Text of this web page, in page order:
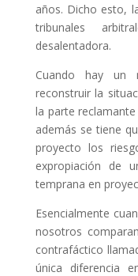
años. Dicho esto,
tribunales
desalentadora.
Cuando hay un
reconstruir la
la parte
además se tiene
proyecto los
expropiación de
temprana en
Esencialmente
nosotros
contrafáctico
única diferencia